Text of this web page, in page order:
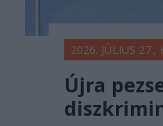
2026. JÚLIUS 27.,
Újra